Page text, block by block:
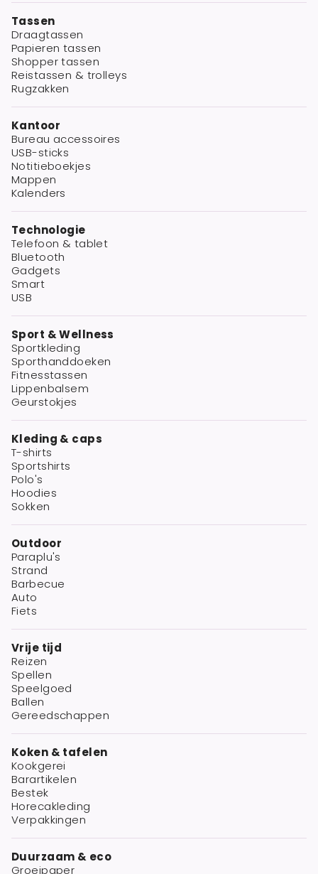
Tassen
Draagtassen
Papieren tassen
Shopper tassen
Reistassen & trolleys
Rugzakken
Kantoor
Bureau accessoires
USB-sticks
Notitieboekjes
Mappen
Kalenders
Technologie
Telefoon & tablet
Bluetooth
Gadgets
Smart
USB
Sport & Wellness
Sportkleding
Sporthanddoeken
Fitnesstassen
Lippenbalsem
Geurstokjes
Kleding & caps
T-shirts
Sportshirts
Polo's
Hoodies
Sokken
Outdoor
Paraplu's
Strand
Barbecue
Auto
Fiets
Vrije tijd
Reizen
Spellen
Speelgoed
Ballen
Gereedschappen
Koken & tafelen
Kookgerei
Barartikelen
Bestek
Horecakleding
Verpakkingen
Duurzaam & eco
Groeipaper